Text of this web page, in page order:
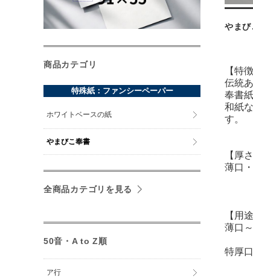
やま
【特徴
伝統
奉書
和紙
す。
【厚さ
薄口
【用途
薄口
特厚
商品カテゴリ
特殊紙：ファンシーペーパー
ホワイトベースの紙
やまびこ奉書
全商品カテゴリを見る
50音・A to Z順
ア行